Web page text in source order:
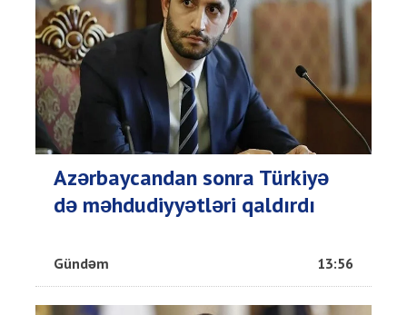
Azərbaycandan sonra Türkiyə
də məhdudiyyətləri qaldırdı
Gündəm 13:56